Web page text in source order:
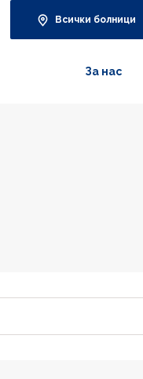
Всички болници
За нас